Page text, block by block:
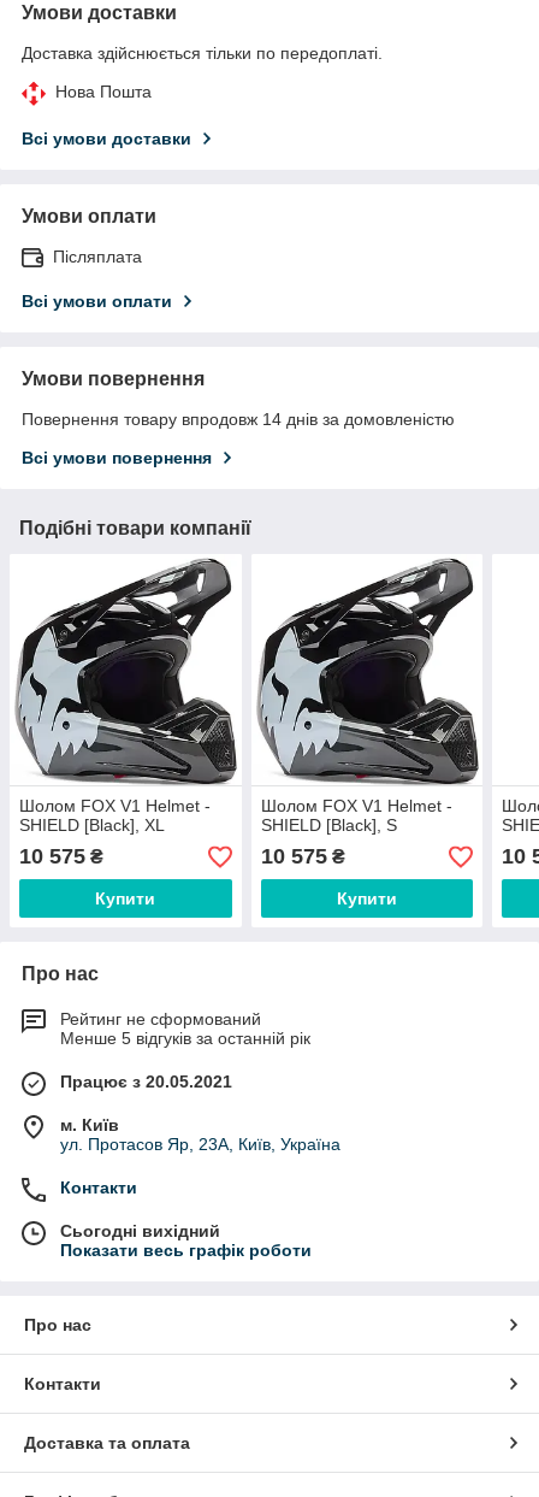
Умови доставки
Доставка здійснюється тільки по передоплаті.
Нова Пошта
Всі умови доставки
Умови оплати
Післяплата
Всі умови оплати
Умови повернення
Повернення товару впродовж 14 днів за домовленістю
Всі умови повернення
Подібні товари компанії
Шолом FOX V1 Helmet -
SHIELD [Black], XL
10 575 ₴
Купити
Шолом FOX V1 Helmet -
SHIELD [Black], S
10 575₴
Купити
10
Про нас
Рейтинг не сформований
Менше 5 відгуків за останній рік
Працює з 20.05.2021
м. Київ
ул. Протасов Яр, 23А, Київ, Україна
Контакти
Сьогодні вихідний
Показати весь графік роботи
Про нас
Контакти
Доставка та оплата